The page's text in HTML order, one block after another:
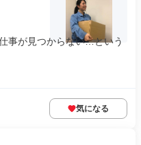
事が見つからない…という
気になる